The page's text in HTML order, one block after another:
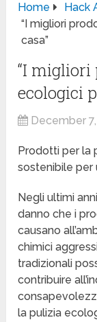
Home
Hack
“I migliori
casa”
“I
ecologici
December
Prodotti per la
sostenibile per
Negli ultimi
danno che i
causano
chimici
tradizionali
contribuire
la pulizia